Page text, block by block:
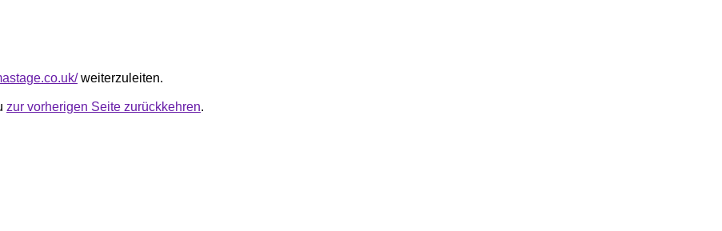
weiterzuleiten.
zur vorherigen Seite zurückkehren.